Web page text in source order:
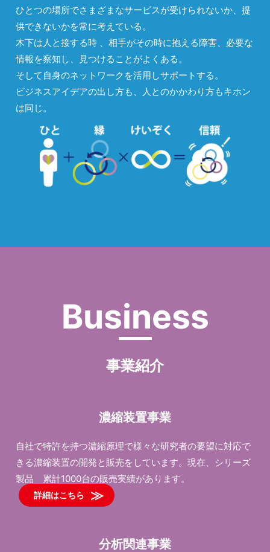
ひとつの場所でさまざまなサービスが受けられないか、提
供できないかを常に考えている。
木下は人と接する時 、相手がその時に抱える障害、必要な
情報を察知し、見つけることがよくある。
そして自身のネットワークを活用しサポートする。
ビジネスアイデアの出し方も、人とのかかわり方もキホン
は同じ。
事業紹介
濃縮装置事業
自社で特許を持つ濃縮原理で様々な研究者の要望に対応で
きる濃縮装置の開発と販売をしています。現在、シリーズ
製品 累計1000台の販売実績があります。
詳細はこちら
分析関連事業